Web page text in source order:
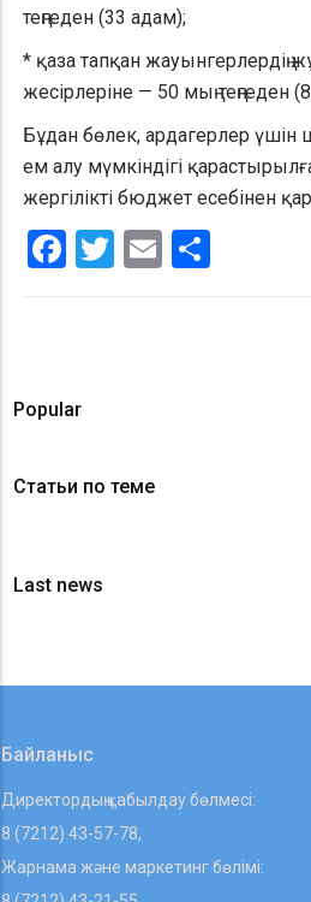
теңгеден (33 адам);
* қаза тапқан жауынгерлердің
жесірлеріне — 50 мың теңгеден
Бұдан бөлек, ардагерлер
ем алу мүмкіндігі
жергілікті бюджет есебінен
Facebook
Twitter
Email
Popular
Статьи по теме
Last news
Байланыс
Директордың қабылдау бөлмесі:
8 (7212) 43-57-78,
Жарнама және маркетинг бөлімі: